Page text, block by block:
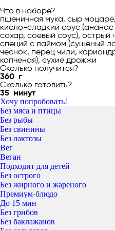
Что в наборе?
пшеничная мука, сыр
кисло-сладкий соус
сахар, соевый соус),
специй с лаймом (сушеный
чеснок, перец чили,
копченая), сухие дрожжи
Сколько получится?
360 г
Сколько готовить?
35 минут
Хочу попробовать!
Без мяса и птицы
Без рыбы
Без свинины
Без лактозы
Вег
Веган
Подходит для детей
Без острого
Без жирного и жареного
Премиум-блюдо
До 15 мин
Без грибов
Без баклажанов